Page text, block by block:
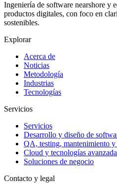
Ingeniería de software nearshore y
productos digitales, con foco en
sostenibles.
Explorar
Acerca de
Noticias
Metodología
Industrias
Tecnologías
Servicios
Servicios
Desarrollo y diseño de
QA, testing, mantenimiento
Cloud y tecnologías
Soluciones de negocio
Contacto y legal